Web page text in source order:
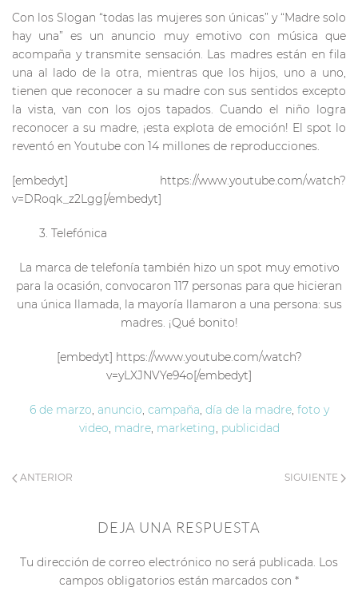
Con los Slogan “todas las mujeres son únicas” y “Madre solo
hay una” es un anuncio muy emotivo con música que
acompaña y transmite sensación. Las madres están en fila
una al lado de la otra, mientras que los hijos, uno a uno,
tienen que reconocer a su madre con sus sentidos excepto
la vista, van con los ojos tapados. Cuando el niño logra
reconocer a su madre, ¡esta explota de emoción! El spot lo
reventó en Youtube con 14 millones de reproducciones.
[embedyt] https://www.youtube.com/watch?
v=DRoqk_z2Lgg[/embedyt]
3. Telefónica
La marca de telefonía también hizo un spot muy emotivo
para la ocasión, convocaron 117 personas para que hicieran
una única llamada, la mayoría llamaron a una persona: sus
madres. ¡Qué bonito!
[embedyt] https://www.youtube.com/watch?
v=yLXJNVYe94o[/embedyt]
6 de marzo, anuncio, campaña, día de la madre, foto y
video, madre, marketing, publicidad
ANTERIOR SIGUIENTE
DEJA UNA RESPUESTA
Tu dirección de correo electrónico no será publicada. Los
campos obligatorios están marcados con *